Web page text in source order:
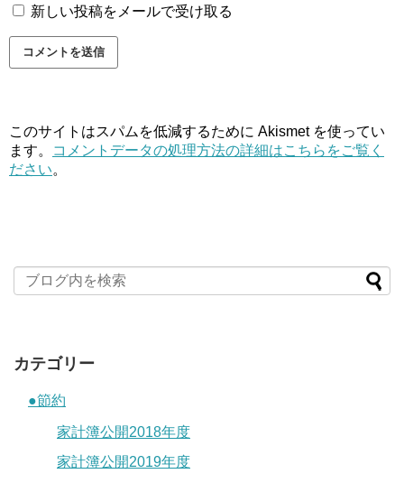
新しい投稿をメールで受け取る
このサイトはスパムを低減するために Akismet を使ってい
ます。
コメントデータの処理方法の詳細はこちらをご覧く
ださい。
カテゴリー
●節約
家計簿公開2018年度
家計簿公開2019年度